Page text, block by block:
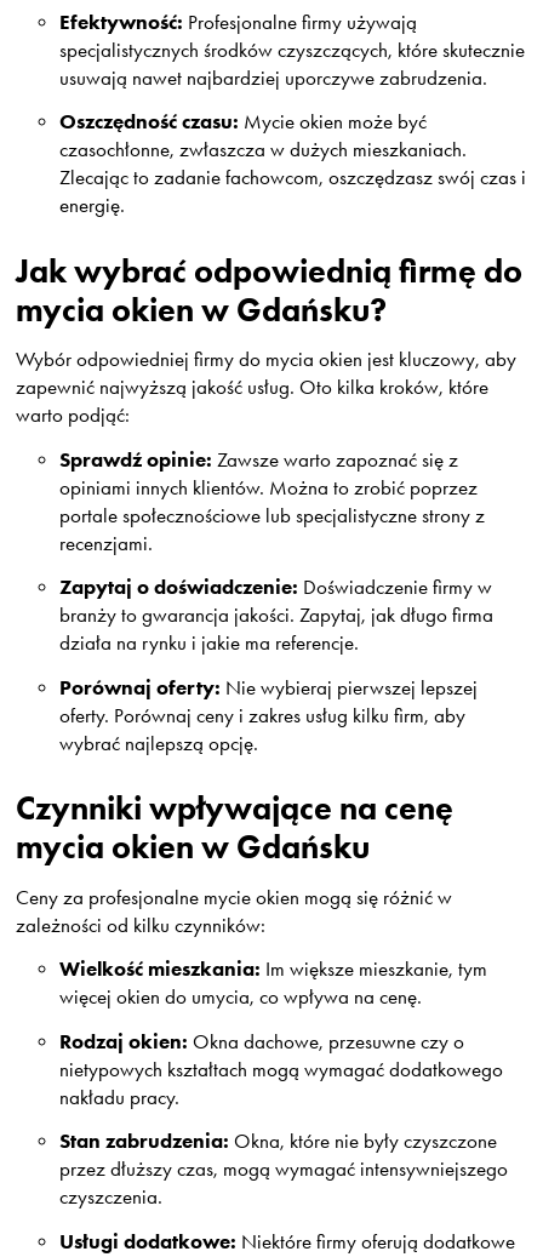
Efektywność: Profesjonalne firmy używają
specjalistycznych środków czyszczących, które skutecznie
usuwają nawet najbardziej uporczywe zabrudzenia.
Oszczędność czasu: Mycie okien może być
czasochłonne, zwłaszcza w dużych mieszkaniach.
Zlecając to zadanie fachowcom, oszczędzasz swój czas i
energię.
Jak wybrać odpowiednią firmę do
mycia okien w Gdańsku?
Wybór odpowiedniej firmy do mycia okien jest kluczowy, aby
zapewnić najwyższą jakość usług. Oto kilka kroków, które
warto podjąć:
Sprawdź opinie: Zawsze warto zapoznać się z
opiniami innych klientów. Można to zrobić poprzez
portale społecznościowe lub specjalistyczne strony z
recenzjami.
Zapytaj o doświadczenie: Doświadczenie firmy w
branży to gwarancja jakości. Zapytaj, jak długo firma
działa na rynku i jakie ma referencje.
Porównaj oferty: Nie wybieraj pierwszej lepszej
oferty. Porównaj ceny i zakres usług kilku firm, aby
wybrać najlepszą opcję.
Czynniki wpływające na cenę
mycia okien w Gdańsku
Ceny za profesjonalne mycie okien mogą się różnić w
zależności od kilku czynników:
Wielkość mieszkania: Im większe mieszkanie, tym
więcej okien do umycia, co wpływa na cenę.
Rodzaj okien: Okna dachowe, przesuwne czy o
nietypowych kształtach mogą wymagać dodatkowego
nakładu pracy.
Stan zabrudzenia: Okna, które nie były czyszczone
przez dłuższy czas, mogą wymagać intensywniejszego
czyszczenia.
Usługi dodatkowe: Niektóre firmy oferują dodatkowe